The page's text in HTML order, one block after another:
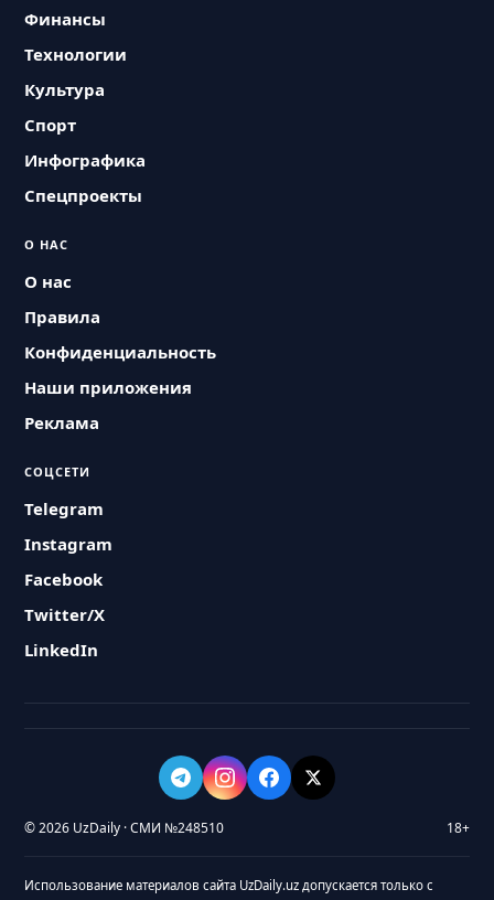
Финансы
Технологии
Культура
Спорт
Инфографика
Спецпроекты
О НАС
О нас
Правила
Конфиденциальность
Наши приложения
Реклама
СОЦСЕТИ
Telegram
Instagram
Facebook
Twitter/X
LinkedIn
© 2026 UzDaily · СМИ №248510 18+
Использование материалов сайта UzDaily.uz допускается только с